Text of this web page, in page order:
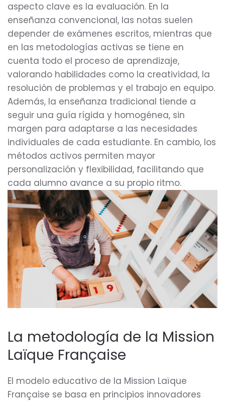
aspecto clave es la evaluación. En la
enseñanza convencional, las notas suelen
depender de exámenes escritos, mientras que
en las metodologías activas se tiene en
cuenta todo el proceso de aprendizaje,
valorando habilidades como la creatividad, la
resolución de problemas y el trabajo en equipo.
Además, la enseñanza tradicional tiende a
seguir una guía rígida y homogénea, sin
margen para adaptarse a las necesidades
individuales de cada estudiante. En cambio, los
métodos activos permiten mayor
personalización y flexibilidad, facilitando que
cada alumno avance a su propio ritmo.
La metodología de la Mission
Laïque Française
El modelo educativo de la Mission Laïque
Française se basa en principios innovadores